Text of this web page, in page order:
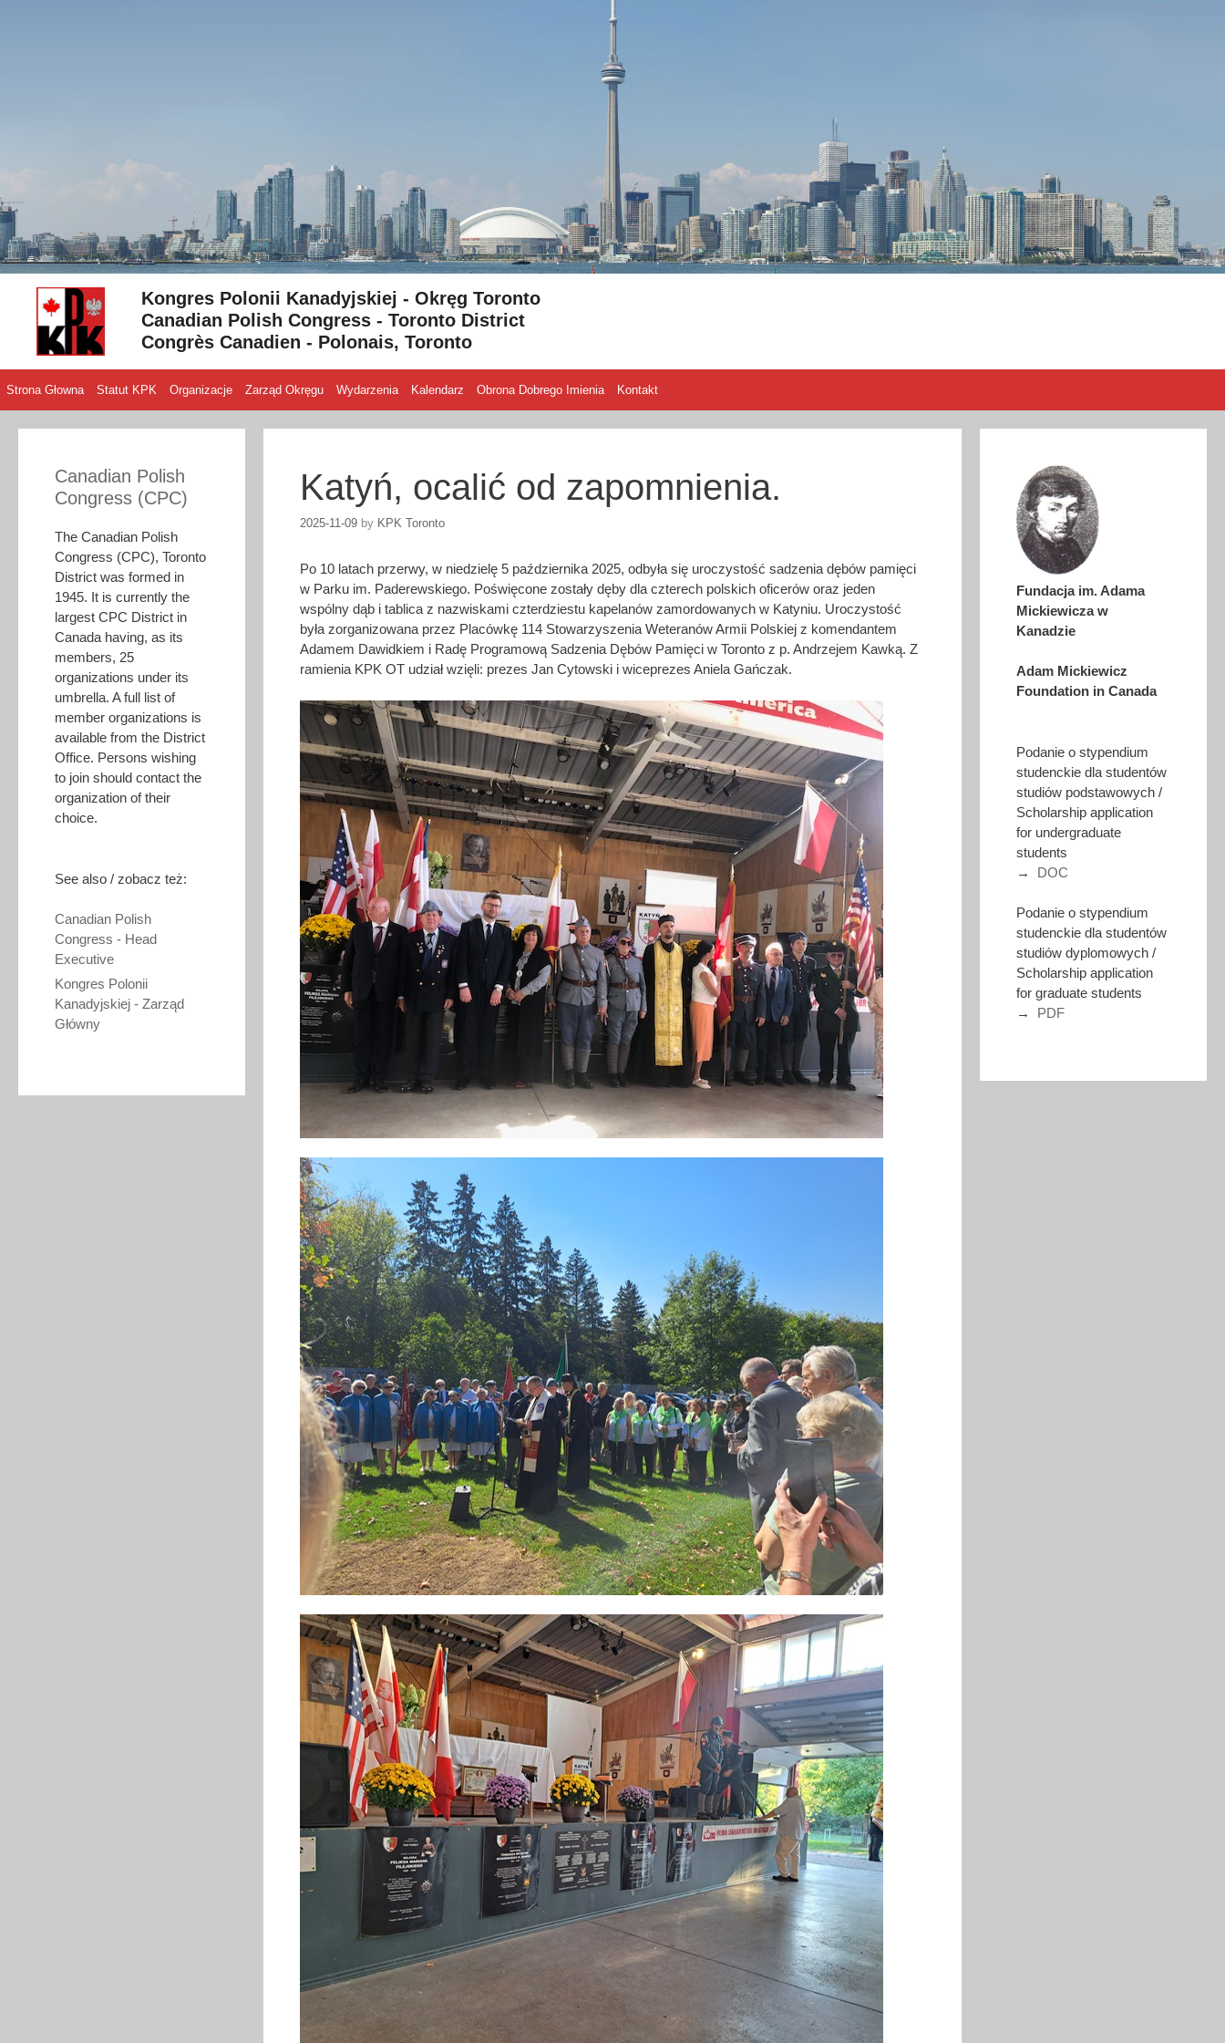
Kongres Polonii Kanadyjskiej - Okręg Toronto
Canadian Polish Congress - Toronto District
Congrès Canadien - Polonais, Toronto
Strona Głowna Statut KPK Organizacje Zarząd Okręgu Wydarzenia Kalendarz Obrona Dobrego Imienia Kontakt
Katyń, ocalić od zapomnienia.
2025-11-09 by KPK Toronto
Po 10 latach przerwy, w niedzielę 5 października 2025, odbyła się uroczystość sadzenia dębów pamięci
w Parku im. Paderewskiego. Poświęcone zostały dęby dla czterech polskich oficerów oraz jeden
wspólny dąb i tablica z nazwiskami czterdziestu kapelanów zamordowanych w Katyniu. Uroczystość
była zorganizowana przez Placówkę 114 Stowarzyszenia Weteranów Armii Polskiej z komendantem
Adamem Dawidkiem i Radę Programową Sadzenia Dębów Pamięci w Toronto z p. Andrzejem Kawką. Z
ramienia KPK OT udział wzięli: prezes Jan Cytowski i wiceprezes Aniela Gańczak.
Canadian Polish
Congress (CPC)
The Canadian Polish
Congress (CPC), Toronto
District was formed in
1945. It is currently the
largest CPC District in
Canada having, as its
members, 25
organizations under its
umbrella. A full list of
member organizations is
available from the District
Office. Persons wishing
to join should contact the
organization of their
choice.
See also / zobacz też:
Canadian Polish
Congress - Head
Executive
Kongres Polonii
Kanadyjskiej - Zarząd
Główny
Fundacja im. Adama
Mickiewicza w
Kanadzie
Adam Mickiewicz
Foundation in Canada
Podanie o stypendium
studenckie dla studentów
studiów podstawowych /
Scholarship application
for undergraduate
students
→ DOC
Podanie o stypendium
studenckie dla studentów
studiów dyplomowych /
Scholarship application
for graduate students
→ PDF